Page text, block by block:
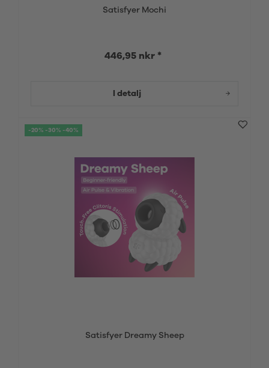
Satisfyer Mochi
446,95 nkr *
I detalj
-20% -30% -40%
Satisfyer Dreamy Sheep